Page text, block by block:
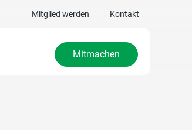
Mitglied werden Kontakt
Mitmachen